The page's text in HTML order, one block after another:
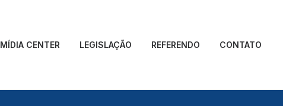
MÍDIA CENTER LEGISLAÇÃO REFERENDO CONTATO